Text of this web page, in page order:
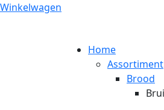
Winkelwagen
Home
Assortiment
Brood